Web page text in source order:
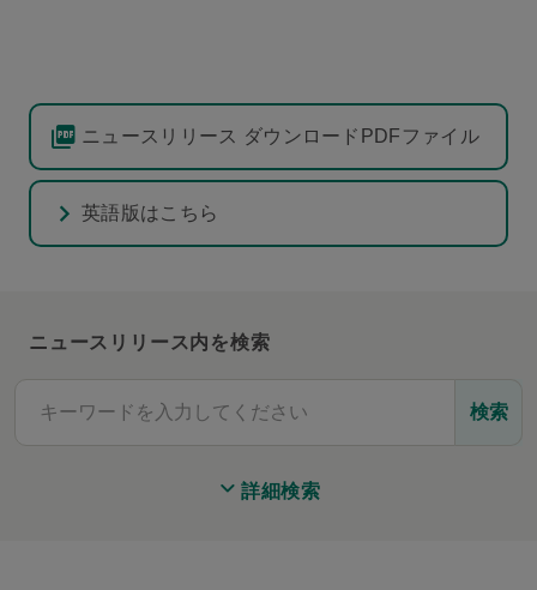
ニュースリリース ダウンロードPDFファイル
英語版はこちら
ニュースリリース内を検索
検索
詳細検索